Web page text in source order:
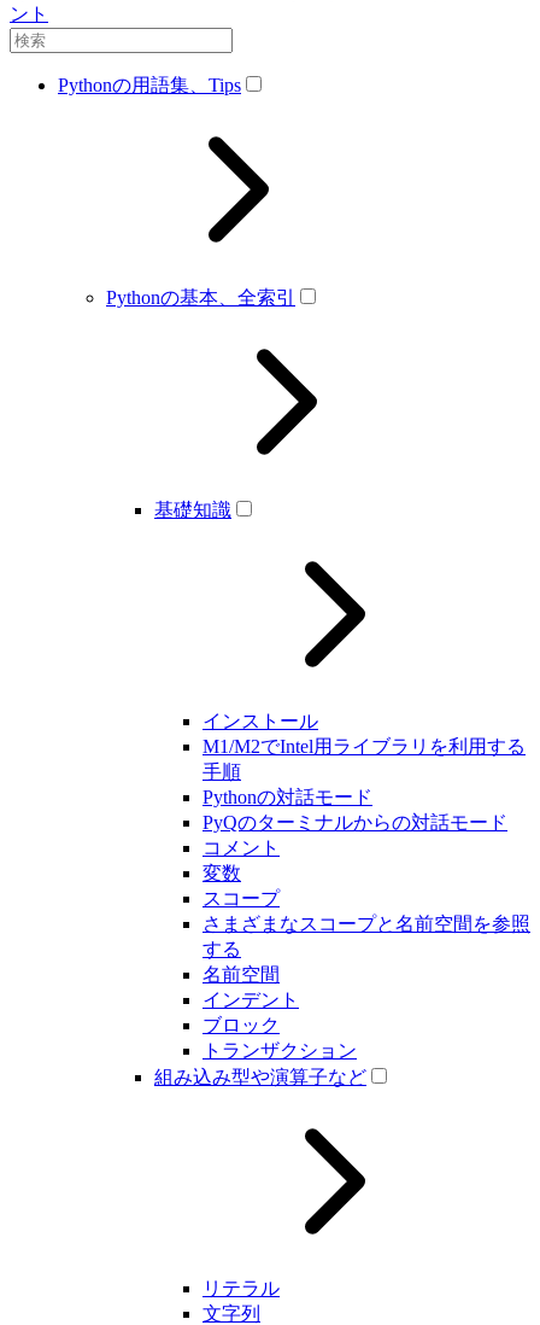
ント
Pythonの用語集、Tips
Pythonの基本、全索引
基礎知識
インストール
M1/M2でIntel用ライブラリを利用する
手順
Pythonの対話モード
PyQのターミナルからの対話モード
コメント
変数
スコープ
さまざまなスコープと名前空間を参照
する
名前空間
インデント
ブロック
トランザクション
組み込み型や演算子など
リテラル
文字列